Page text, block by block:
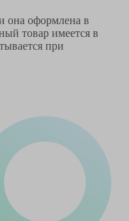
она оформлена в
товар имеется в
при